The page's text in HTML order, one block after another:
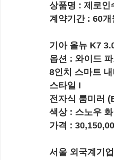
상품명 : 제로인
계약기간 : 60개
기아 올뉴 K7
옵션 : 와이드
8인치 스마트
스타일 I
전자식 룸미러
색상 : 스노우
가격 :
서울 외국계기